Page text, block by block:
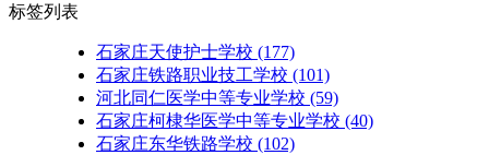
标签列表
石家庄天使护士学校 (177)
石家庄铁路职业技工学校 (101)
河北同仁医学中等专业学校 (59)
石家庄柯棣华医学中等专业学校 (40)
石家庄东华铁路学校 (102)